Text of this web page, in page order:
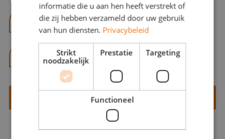
benno@viajou.nl
06 13 28 62 71
Contact opnemen
informatie die u aan hen heeft verstrekt of
die zij hebben verzameld door uw gebruik
van hun diensten. Privacybeleid
Strikt
noodzakelijk
Prestatie Targeting
Functioneel